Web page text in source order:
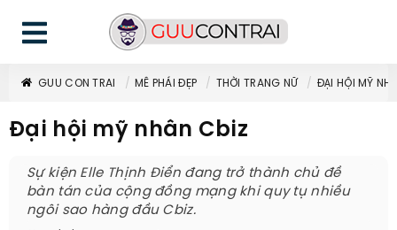
GUU CON TRAI MÊ PHÁI ĐẸP THỜI TRANG NỮ ĐẠI HỘI MỸ
Đại hội mỹ nhân Cbiz
Sự kiện Elle Thịnh Điển đang trở thành chủ đề
bàn tán của cộng đồng mạng khi quy tụ nhiều
ngôi sao hàng đầu Cbiz.